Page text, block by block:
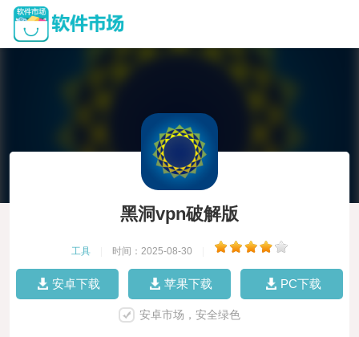
黑洞vpn破解版
工具 时间：2025-08-30
安卓下载 苹果下载 PC下载
安卓市场，安全绿色